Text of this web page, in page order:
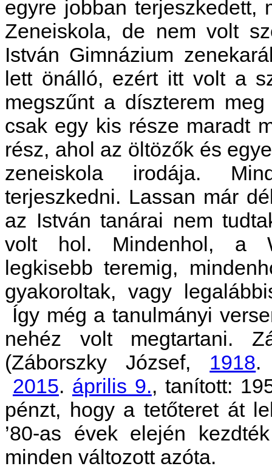
egyre jobban terjeszkedett,
Zeneiskola, de nem volt
István Gimnázium
lett önálló, ezért itt volt a
megszűnt a díszterem
csak egy kis része maradt
rész, ahol az öltözők és
zeneiskola irodája.
terjeszkedni. Lassan már
az István tanárai nem
volt hol. Mindenhol, a
legkisebb teremig,
gyakoroltak, vagy
Így még a tanulmányi
nehéz volt megtartani.
(Záborszky József, 1918
2015. április 9., tanított:
pénzt, hogy a tetőteret át
’80-as évek elején
minden változott azóta.